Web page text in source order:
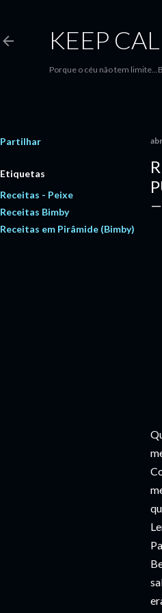
KEEP
Porque o céu não tem
Partilhar
Etiquetas
Receitas - Peixe
Receitas Bimby
Receitas em Pirâmide (Bimby)